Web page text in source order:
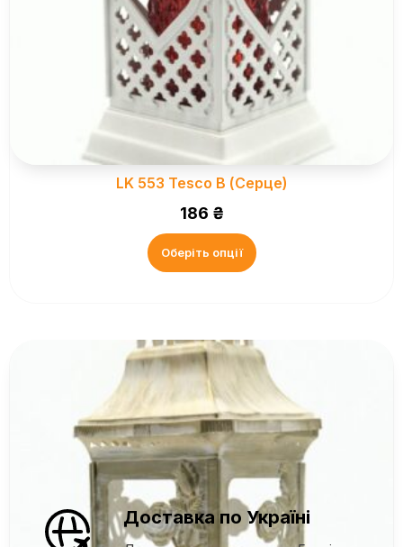
LK 553 Tesco B (Серце)
186 ₴
Оберіть опції
Доставка по Україні